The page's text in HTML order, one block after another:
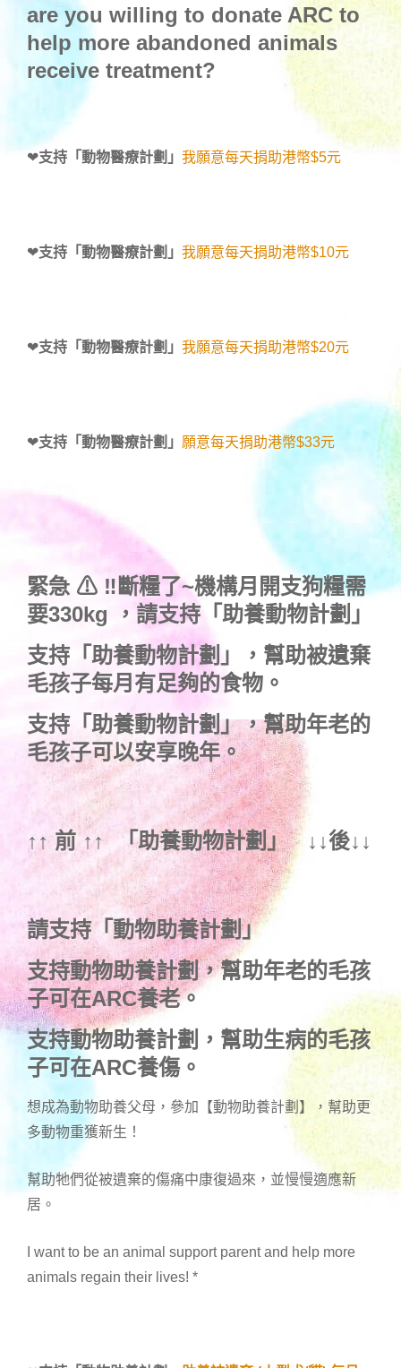
are you willing to donate ARC to
help more abandoned animals
receive treatment?
❤支持「動物醫療計劃」 我願意每天捐助港幣$5元
❤支持「動物醫療計劃」 我願意每天捐助港幣$10元
❤支持「動物醫療計劃」 我願意每天捐助港幣$20元
❤支持「動物醫療計劃」 願意每天捐助港幣$33元
緊急 ⚠ ‼斷糧了~機構月開支狗糧需
要330kg ， 請支持「助養動物計劃」
支持 「助養動物計劃」
，幫助被遺棄
毛孩子每月有足夠的食物。
支持 「助養動物計劃」，幫助年老的
毛孩子可以安享晚年。
↑↑ 前 ↑↑ 「助養動物計劃」 ↓↓後↓↓
請支持「動物助養計劃」
支持動物助養計劃，幫助年老的毛孩
子可在ARC養老。
支持動物助養計劃，幫助生病的毛孩
子可在ARC養傷。
想成為動物助養父母，參加【動物助養計劃】，幫助更
多動物重獲新生！
幫助牠們從被遺棄的傷痛中康復過來，並慢慢適應新
居。
I want to be an animal support parent and help more
animals regain their lives! *